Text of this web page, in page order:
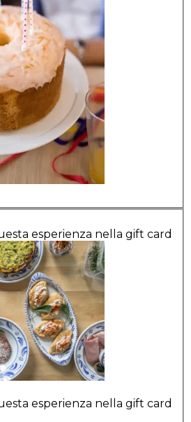
esperienza nella gift card
esperienza nella gift card